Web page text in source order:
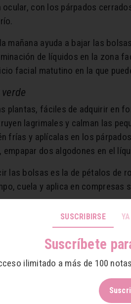
con los párpados
mañana ayuda a bajar las
de líquidos en la zona
facial matutino en la que
plantas, fáciles de adquirir en
lagrimales y calman las
frías y aplícalas en los
dos algodones en el
las bolsas es la de pétalos de
cuela y aplica en
hora de refrescar y disminuir
sumergidas previamente
una solución casera muy
un par de rodajas de pepino
SUSCRIBIRSE
Suscríbete
ilimitado a más de 100